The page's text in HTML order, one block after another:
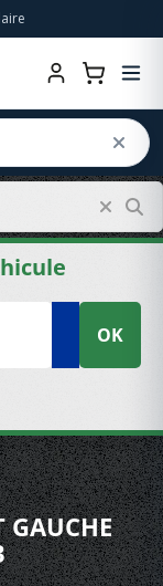
OK
GAUCHE